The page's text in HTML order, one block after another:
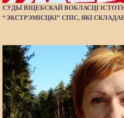
СУДЫ ВІЦЕБСКАЙ ВОБЛАСЦІ
“ЭКСТРЭМІСЦКІ” СПІС, ЯКІ